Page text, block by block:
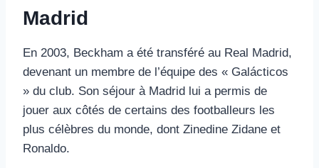
Madrid
En 2003, Beckham a été transféré au Real Madrid,
devenant un membre de l’équipe des « Galácticos
» du club. Son séjour à Madrid lui a permis de
jouer aux côtés de certains des footballeurs les
plus célèbres du monde, dont Zinedine Zidane et
Ronaldo.